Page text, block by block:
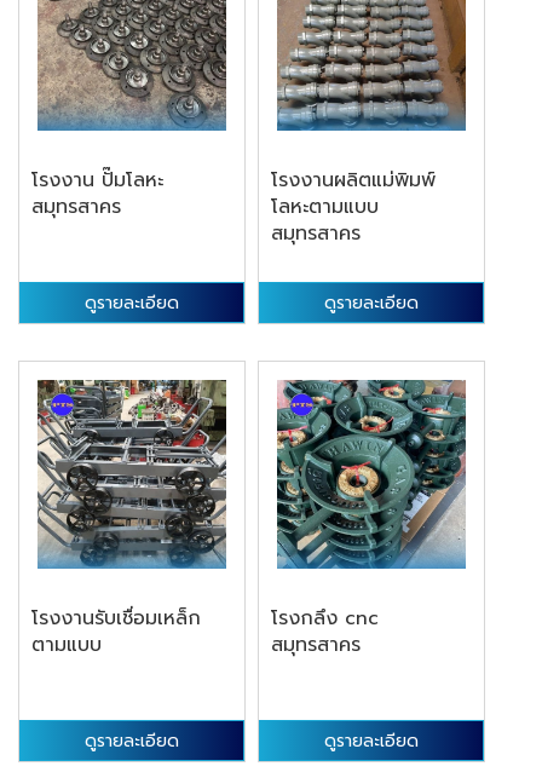
โรงงาน ปั๊มโลหะ
สมุทรสาคร
ดูรายละเอียด
โรงงานผลิตแม่พิมพ์
โลหะตามแบบ
สมุทรสาคร
ดูรายละเอียด
โรงงานรับเชื่อมเหล็ก
ตามแบบ
ดูรายละเอียด
โรงกลึง cnc
สมุทรสาคร
ดูรายละเอียด